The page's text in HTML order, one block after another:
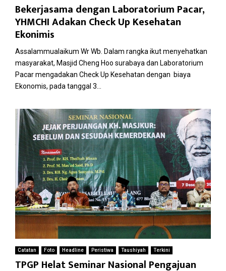
Bekerjasama dengan Laboratorium Pacar,
YHMCHI Adakan Check Up Kesehatan
Ekonimis
Assalammualaikum Wr Wb. Dalam rangka ikut menyehatkan
masyarakat, Masjid Cheng Hoo surabaya dan Laboratorium
Pacar mengadakan Check Up Kesehatan dengan biaya
Ekonomis, pada tanggal 3...
Catatan Foto Headline Peristiwa Taushiyah Terkini
TPGP Helat Seminar Nasional Pengajuan